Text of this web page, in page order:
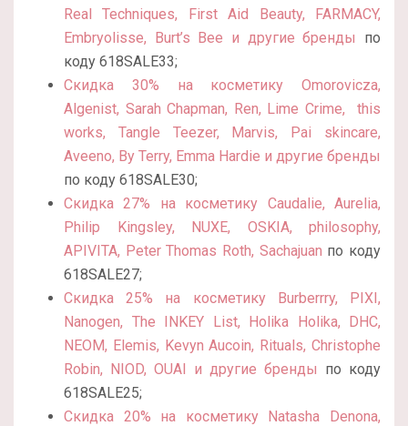
Real Techniques, First Aid Beauty, FARMACY,
Embryolisse, Burt’s Bee и другие бренды
по
коду 618SALE33;
Скидка 30% на косметику Omorovicza,
Algenist, Sarah Chapman, Ren, Lime Crime, this
works, Tangle Teezer, Marvis, Pai skincare,
Aveeno, By Terry, Emma Hardie и другие бренды
по коду 618SALE30;
Скидка 27% на косметику Caudalie, Aurelia,
Philip Kingsley, NUXE, OSKIA, philosophy,
APIVITA, Peter Thomas Roth, Sachajuan по коду
618SALE27;
Скидка 25% на косметику Burberrry, PIXI,
Nanogen, The INKEY List, Holika Holika, DHC,
NEOM, Elemis, Kevyn Aucoin, Rituals, Christophe
Robin, NIOD, OUAI и другие бренды по коду
618SALE25;
Скидка 20% на косметику Natasha Denona,